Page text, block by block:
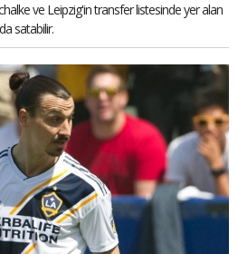
ve Leipzig'in transfer listesinde yer alan
satabilir.